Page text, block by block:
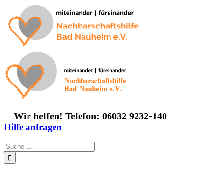
Inhalt
springen
Wir helfen! Telefon: 06032 9232-140
Hilfe anfragen
Suche
nach: